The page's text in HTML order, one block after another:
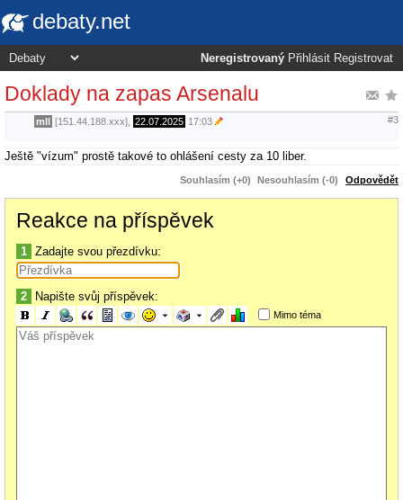
debaty.net
Neregistrovaný Přihlásit Registrovat
Doklady na zapas Arsenalu
mll [151.44.188.xxx], 22.07.2025 17:03 #3
Ještě "vízum" prostě takové to ohlášení cesty za 10 liber.
Souhlasím (+0) Nesouhlasím (-0) Odpovědět
Reakce na příspěvek
1 Zadajte svou přezdívku:
2 Napište svůj příspěvek:
Mimo téma